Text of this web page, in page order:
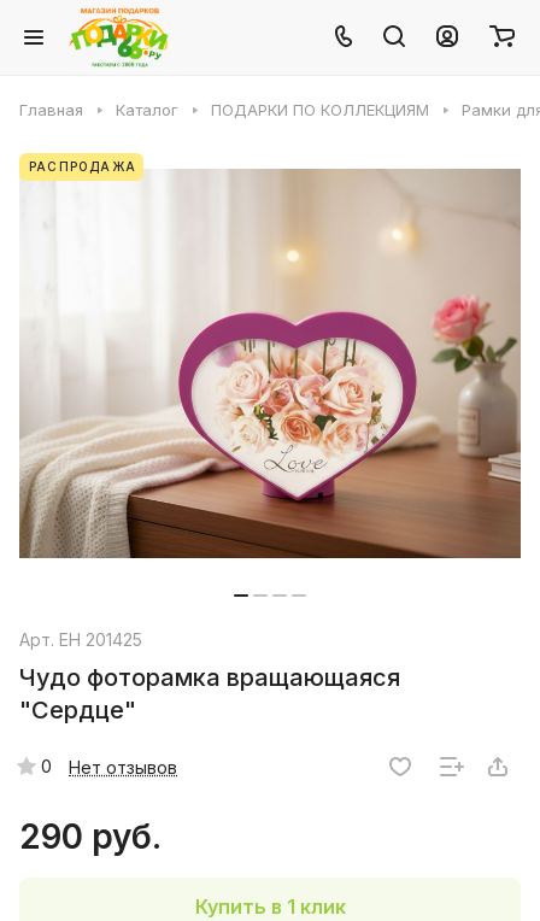
Главная Каталог ПОДАРКИ ПО КОЛЛЕКЦИЯМ Рамки
РАСПРОДАЖА
Арт. EH 201425
Чудо фоторамка вращающаяся
"Сердце"
0 Нет отзывов
290 руб.
Купить в 1 клик